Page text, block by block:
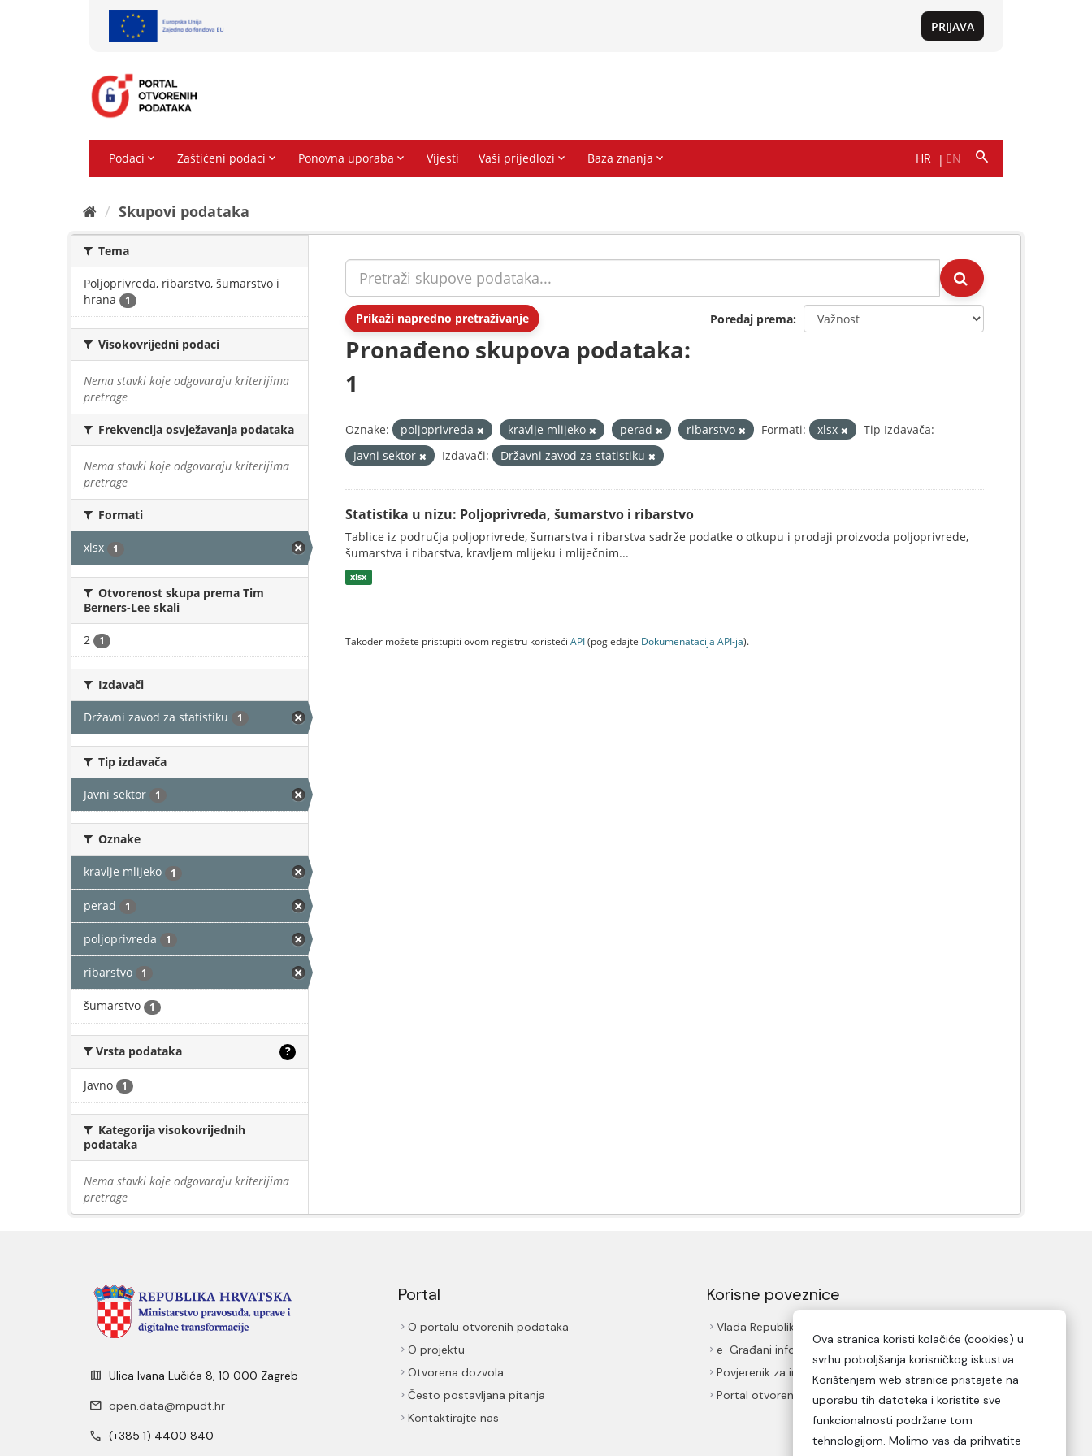
Skupovi podаtаkа
Tema
Poljoprivreda, ribarstvo, šumarstvo i
hrana
1
Visokovrijedni podaci
Nema stavki koje odgovaraju kriterijima
pretrage
Frekvencija osvježavanja podataka
Nema stavki koje odgovaraju kriterijima
pretrage
Formati
xlsx 1
Otvorenost skupa prema Tim
Berners-Lee skali
2 1
Izdavači
Državni zavod za statistiku 1
Tip izdavača
Javni sektor 1
Oznake
kravlje mlijeko 1
perad 1
poljoprivreda 1
ribarstvo 1
šumarstvo 1
Vrsta podataka ?
Javno 1
Kategorija visokovrijednih
podataka
Nema stavki koje odgovaraju kriterijima
pretrage
Prikaži napredno pretraživanje Poredaj prema
Pronađeno skupova podataka:
1
Oznake: poljoprivreda kravlje mlijeko perad ribarstvo Formati: xlsx
Tip Izdavača:
Javni sektor
Izdavači: Državni zavod za statistiku
Statistika u nizu: Poljoprivreda, šumarstvo i ribarstvo
Tablice iz područja poljoprivrede, šumarstva i ribarstva sadrže podatke o otkupu i prodaji proizvoda poljoprivrede,
šumarstva i ribarstva, kravljem mlijeku i mliječnim...
xlsx
Također možete pristupiti ovom registru koristeći API(pogledajte Dokumenаtаcijа API-jа).